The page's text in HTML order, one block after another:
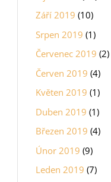
Září 2019 (10)
Srpen 2019 (1)
Červenec 2019 (2)
Červen 2019 (4)
Květen 2019 (1)
Duben 2019 (1)
Březen 2019 (4)
Únor 2019 (9)
Leden 2019 (7)